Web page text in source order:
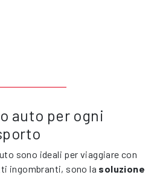
auto per ogni
sono ideali per viaggiare con
ingombranti, sono la soluzione